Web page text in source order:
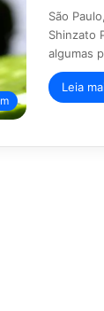
São
Shinzato
algumas
Leia